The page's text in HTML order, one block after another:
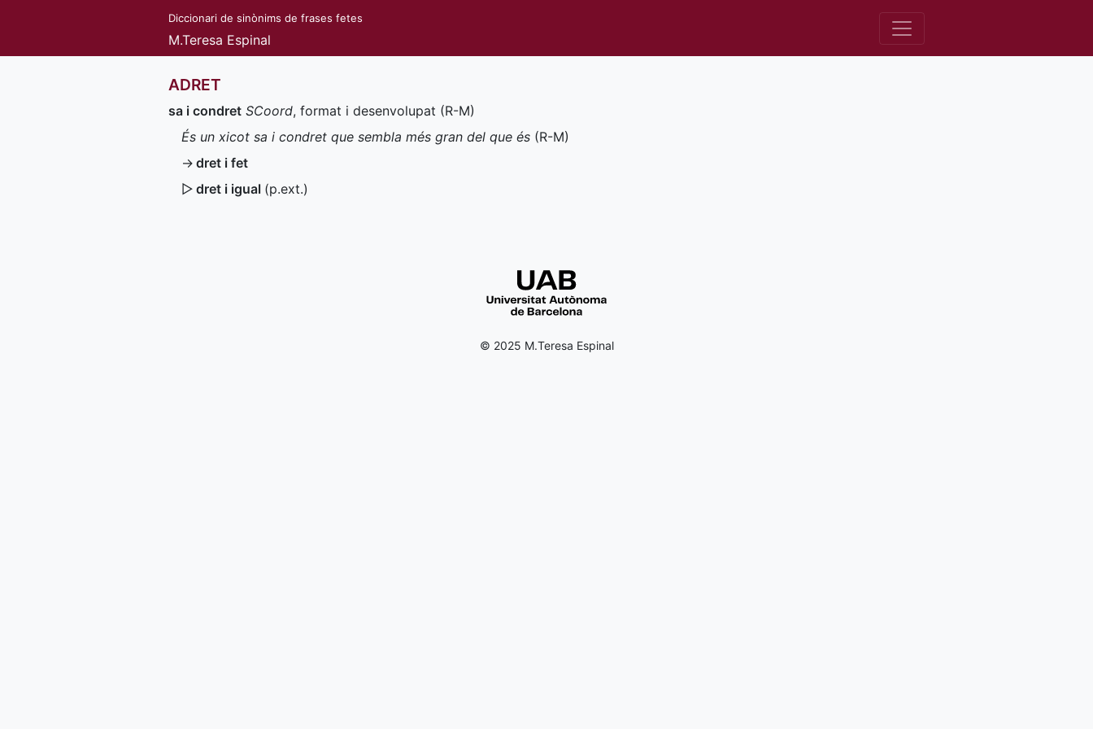
Diccionari de sinònims de frases fetes
M.Teresa Espinal
ADRET
sa i condret SCoord, format i desenvolupat (R-M)
És un xicot sa i condret que sembla més gran del que és (R-M)
→ dret i fet
▷ dret i igual (p.ext.)
© 2025 M.Teresa Espinal